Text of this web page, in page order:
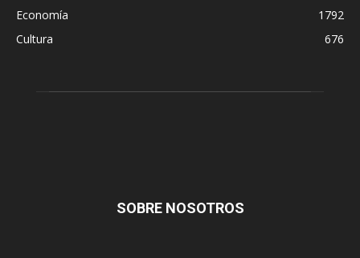
Economía
1792
Cultura
676
SOBRE NOSOTROS